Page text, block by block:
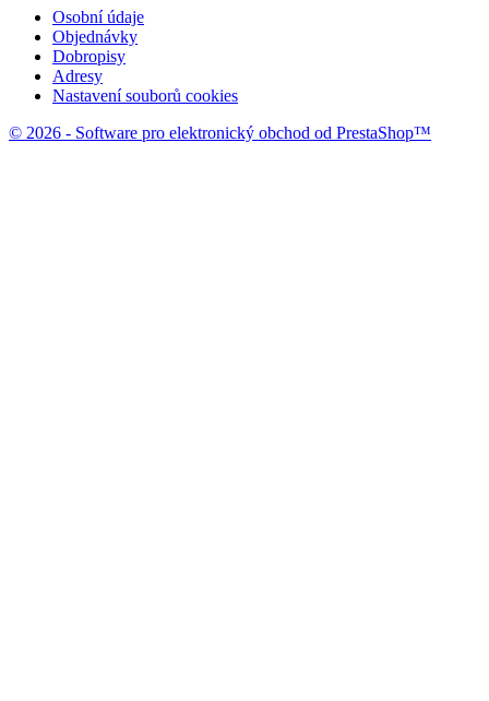
Osobní údaje
Objednávky
Dobropisy
Adresy
Nastavení souborů cookies
© 2026 - Software pro elektronický obchod od PrestaShop™